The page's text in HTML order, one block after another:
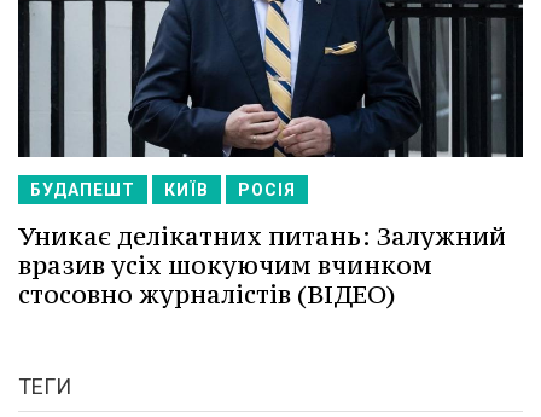
БУДАПЕШТ КИЇВ РОСІЯ
Уникає делікатних питань: Залужний
вразив усіх шокуючим вчинком
стосовно журналістів (ВІДЕО)
ТЕГИ